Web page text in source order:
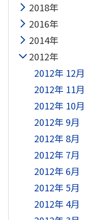
2018年
2016年
2014年
2012年
2012年 12月
2012年 11月
2012年 10月
2012年 9月
2012年 8月
2012年 7月
2012年 6月
2012年 5月
2012年 4月